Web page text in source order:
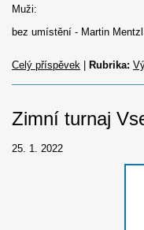
Muži:
bez umístění - Martin Mentzl
Celý příspěvek Rubrika:
Zimní turnaj
25. 1. 2022